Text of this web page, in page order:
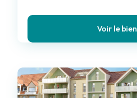
Voir le bien